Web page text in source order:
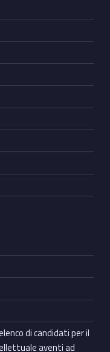
di candidati per il
aventi ad